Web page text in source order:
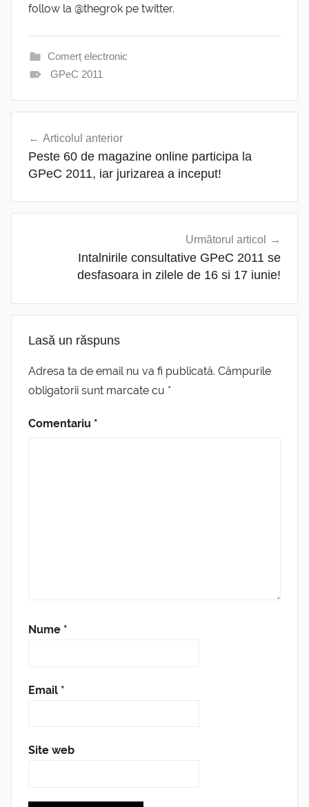
follow la @thegrok pe twitter.
Comerț electronic
GPeC 2011
articole
Articolul anterior
Peste 60 de magazine online participa la
GPeC 2011, iar jurizarea a inceput!
Următorul articol
Intalnirile consultative GPeC 2011 se
desfasoara in zilele de 16 si 17 iunie!
Lasă un răspuns
Adresa ta de email nu va fi publicată. Câmpurile
obligatorii sunt marcate cu *
Comentariu *
Nume *
Email *
Site web